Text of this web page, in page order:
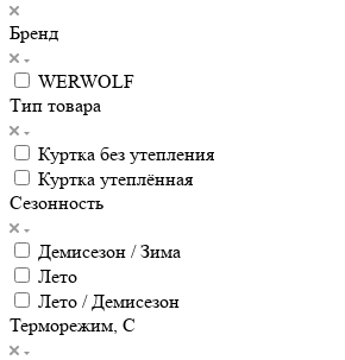
Бренд
WERWOLF
Тип товара
Куртка без утепления
Куртка утеплённая
Сезонность
Демисезон / Зима
Лето
Лето / Демисезон
Терморежим, C